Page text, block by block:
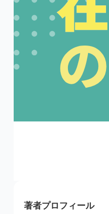
著者プロフィール